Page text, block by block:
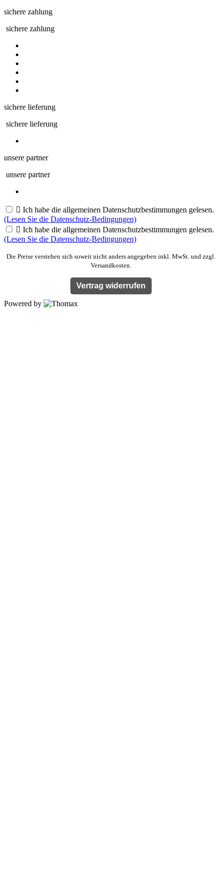
sichere zahlung
sichere zahlung
sichere lieferung
sichere lieferung
unsere partner
unsere partner
 Ich habe die allgemeinen Datenschutzbestimmungen gelesen.
(Lesen Sie die Datenschutz-Bedingungen)
 Ich habe die allgemeinen Datenschutzbestimmungen gelesen.
(Lesen Sie die Datenschutz-Bedingungen)
Die Preise verstehen sich soweit nicht anders angegeben inkl. MwSt. und zzgl.
Versandkosten.
Vertrag widerrufen
Powered by